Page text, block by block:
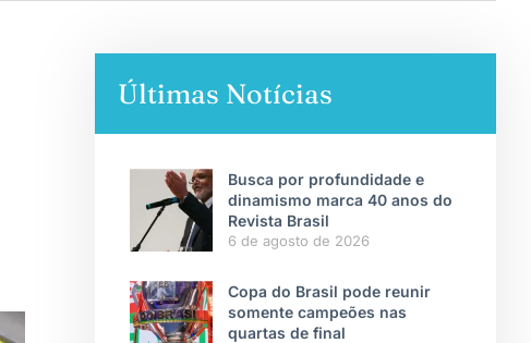
Últimas Notícias
Busca por profundidade e
dinamismo marca 40 anos do
Revista Brasil
6 de agosto de 2026
Copa do Brasil pode reunir
somente campeões nas
quartas de final